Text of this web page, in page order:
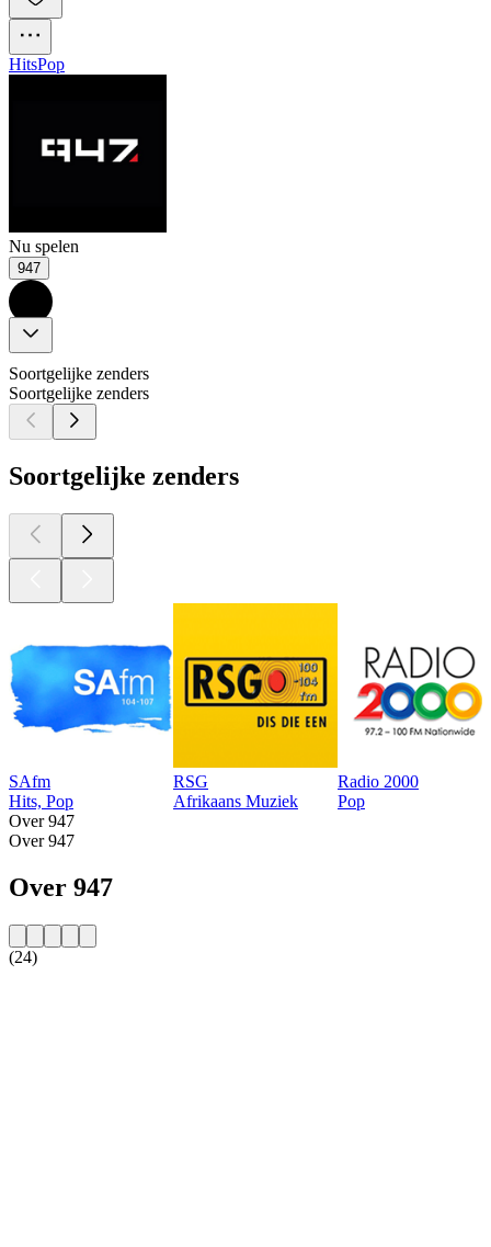
HitsPop
Nu spelen
947
Soortgelijke zenders
Soortgelijke zenders
Soortgelijke zenders
SAfm
Hits, Pop
RSG
Afrikaans Muziek
Radio 2000
Pop
Over 947
Over 947
Over 947
(24)